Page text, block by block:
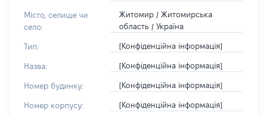
Місто, селище чи
село:
Житомир / Житомирська
область / Україна
Тип: [Конфіденційна інформація]
Назва: [Конфіденційна інформація]
Номер будинку: [Конфіденційна інформація]
Номер корпусу: [Конфіденційна інформація]